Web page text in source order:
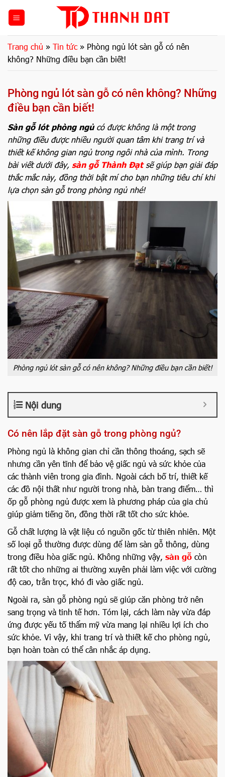
dungTrang chủ » Tin tức » Phòng ngủ lót sàn gỗ có nên
không? Những điều bạn cần biết!
Phòng ngủ lót sàn gỗ có nên không? Những
điều bạn cần biết!
Sàn gỗ lót phòng ngủcó được không là một trong
những điều được nhiều người quan tâm khi trang trí và
thiết kế không gian ngủ trong ngôi nhà của mình. Trong
bài viết dưới đây, sàn gỗ Thành Đạtsẽ giúp bạn giải đáp
thắc mắc này, đồng thời bật mí cho bạn những tiêu chí khi
lựa chọn sàn gỗ trong phòng ngủ nhé!
Phòng ngủ lót sàn gỗ có nên không? Những điều bạn cần biết!
Nội dung
Có nên lắp đặt sàn gỗ trong phòng ngủ?
Phòng ngủ là không gian chỉ cần thông thoáng, sạch sẽ
nhưng cần yên tĩnh để bảo vệ giấc ngủ và sức khỏe của
các thành viên trong gia đình. Ngoài cách bố trí, thiết kế
các đồ nội thất như người trong nhà, bàn trang điểm… thì
ốp gỗ phòng ngủ được xem là phương pháp của gia chủ
giúp giảm tiếng ồn, đồng thời rất tốt cho sức khỏe.
Gỗ chất lượng là vật liệu có nguồn gốc từ thiên nhiên. Một
số loại gỗ thường được dùng để làm sàn gỗ thông, dùng
trong điều hòa giấc ngủ. Không những vậy, sàn gỗ còn
rất tốt cho những ai thường xuyên phải làm việc với cường
độ cao, trằn trọc, khó đi vào giấc ngủ.
Ngoài ra, sàn gỗ phòng ngủ sẽ giúp căn phòng trở nên
sang trọng và tinh tế hơn. Tóm lại, cách làm này vừa đáp
ứng được yếu tố thẩm mỹ vừa mang lại nhiều lợi ích cho
sức khỏe. Vì vậy, khi trang trí và thiết kế cho phòng ngủ,
bạn hoàn toàn có thể cân nhắc áp dụng.